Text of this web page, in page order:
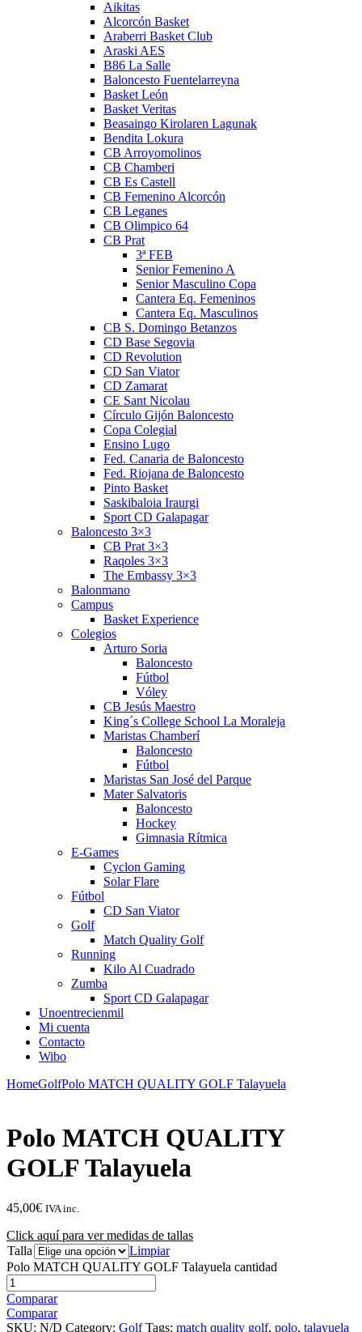
Aikitas
Alcorcón Basket
Araberri Basket Club
Araski AES
B86 La Salle
Baloncesto Fuentelarreyna
Basket León
Basket Veritas
Beasaingo Kirolaren Lagunak
Bendita Lokura
CB Arroyomolinos
CB Chamberi
CB Es Castell
CB Femenino Alcorcón
CB Leganes
CB Olimpico 64
CB Prat
3ª FEB
Senior Femenino A
Senior Masculino Copa
Cantera Eq. Femeninos
Cantera Eq. Masculinos
CB S. Domingo Betanzos
CD Base Segovia
CD Revolution
CD San Viator
CD Zamarat
CE Sant Nicolau
Círculo Gijón Baloncesto
Copa Colegial
Ensino Lugo
Fed. Canaria de Baloncesto
Fed. Riojana de Baloncesto
Pinto Basket
Saskibaloia Iraurgi
Sport CD Galapagar
Baloncesto 3×3
CB Prat 3×3
Raqoles 3×3
The Embassy 3×3
Balonmano
Campus
Basket Experience
Colegios
Arturo Soria
Baloncesto
Fútbol
Vóley
CB Jesús Maestro
King´s College School La Moraleja
Maristas Chamberí
Baloncesto
Fútbol
Maristas San José del Parque
Mater Salvatoris
Baloncesto
Hockey
Gimnasia Rítmica
E-Games
Cyclon Gaming
Solar Flare
Fútbol
CD San Viator
Golf
Match Quality Golf
Running
Kilo Al Cuadrado
Zumba
Sport CD Galapagar
Unoentrecienmil
Mi cuenta
Contacto
Wibo
HomeGolfPolo MATCH QUALITY GOLF Talayuela
Polo MATCH QUALITY
GOLF Talayuela
45,00€ IVA inc.
Click aquí para ver medidas de tallas
Talla
Limpiar
Polo MATCH QUALITY GOLF Talayuela cantidad
Comparar
Comparar
SKU: N/D Category: Golf Tags: match quality golf, polo, talayuela